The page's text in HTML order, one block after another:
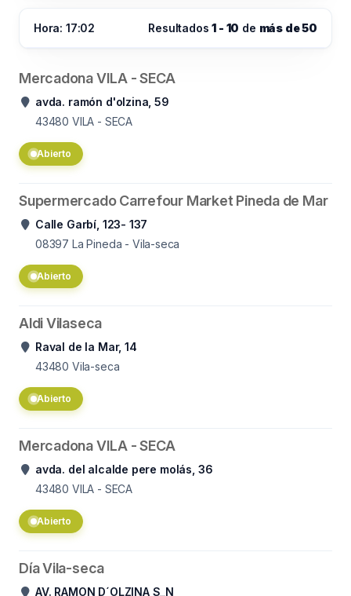
Hora: 17:02 Resultados1 - 10 de más de 50
Mercadona VILA - SECA
avda. ramón d'olzina, 59
43480 VILA - SECA
Abierto
Supermercado Carrefour Market Pineda de Mar
Calle Garbí, 123- 137
08397 La Pineda - Vila-seca
Abierto
Aldi Vilaseca
Raval de la Mar, 14
43480 Vila-seca
Abierto
Mercadona VILA - SECA
avda. del alcalde pere molás, 36
43480 VILA - SECA
Abierto
Día Vila-seca
AV. RAMON D´OLZINA S_N